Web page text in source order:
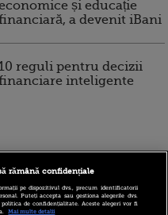
și educație
a devenit iBani
10 reguli pentru decizii
inteligente
rămână confidențiale
pe dispozitivul dvs., precum identificatorii
Puteți accepta sau gestiona alegerile dvs.
de confidențialitate. Aceste alegeri vor fi
Mai multe detalii